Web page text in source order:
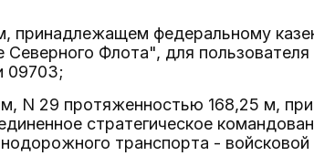
принадлежащем федеральному
Северного Флота", для
09703;
N 29 протяженностью 168,25 м,
стратегическое
транспорта -